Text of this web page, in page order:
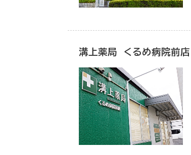
溝上薬局 くるめ病院前店